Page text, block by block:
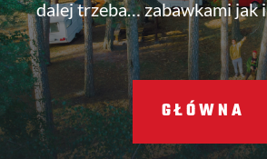
dalej trzeba… zabawkami jak
GŁÓWNA